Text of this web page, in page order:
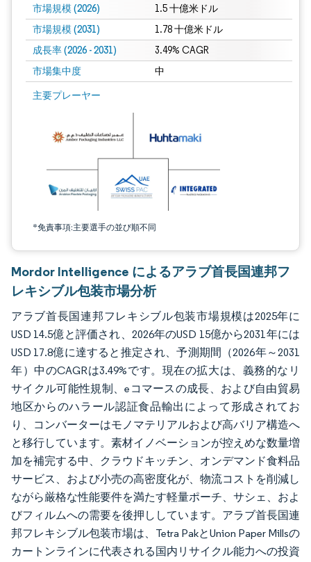
市場規模 (2026) 1.5 十億米ドル
市場規模 (2031) 1.78 十億米ドル
成長率 (2026 - 2031) 3.49% CAGR
市場集中度 中
主要プレーヤー
*免責事項:主要選手の並び順不同
画像 © Mordor Intelligence。再利用にはCC BY 4.0の表示が必要です。
Mordor Intelligence によるアラブ首長国連邦フ
レキシブル包装市場分析
アラブ首長国連邦フレキシブル包装市場規模は2025年に
USD 14.5億と評価され、2026年のUSD 15億から2031年には
USD 17.8億に達すると推定され、予測期間（2026年～2031
年）中のCAGRは3.49%です。現在の拡大は、義務的なリ
サイクル可能性規制、eコマースの成長、および自由貿易
地区からのハラール認証食品輸出によって形成されてお
り、コンバーターはモノマテリアルおよび高バリア構造へ
と移行しています。素材イノベーションが控えめな数量増
加を補完する中、クラウドキッチン、オンデマンド食料品
サービス、および小売の高密度化が、物流コストを削減し
ながら厳格な性能要件を満たす軽量ポーチ、サシェ、およ
びフィルムへの需要を後押ししています。アラブ首長国連
邦フレキシブル包装市場は、Tetra PakとUnion Paper Millsの
カートンラインに代表される国内リサイクル能力への投資